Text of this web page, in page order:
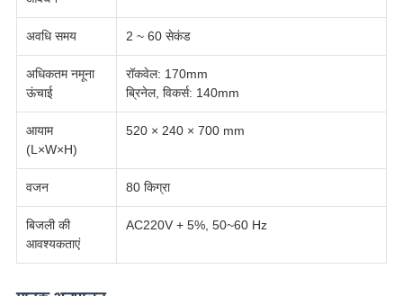
अवधि समय 2 ~ 60 सेकंड
अधिकतम नमूना
ऊंचाई
रॉकवेल: 170mm
ब्रिनेल, विकर्स: 140mm
आयाम
(L×W×H)
520 × 240 × 700 mm
वजन 80 किग्रा
बिजली की
आवश्यकताएं
AC220V + 5%, 50~60 Hz